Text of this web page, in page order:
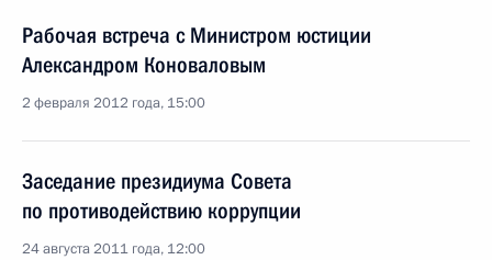
Рабочая встреча с Министром юстиции
Александром Коноваловым
2 февраля 2012 года, 15:00
Заседание президиума Совета
по противодействию коррупции
24 августа 2011 года, 12:00